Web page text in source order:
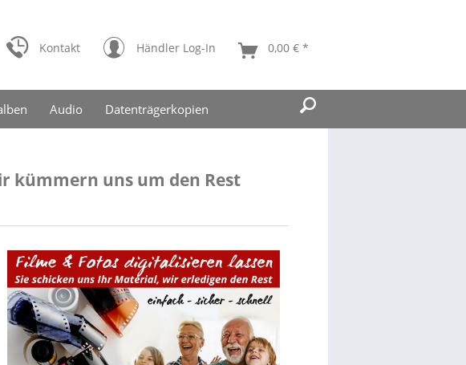
Kontakt Händler Log-In 0,00 € *
Audio Datenträgerkopien
kümmern uns um den Rest